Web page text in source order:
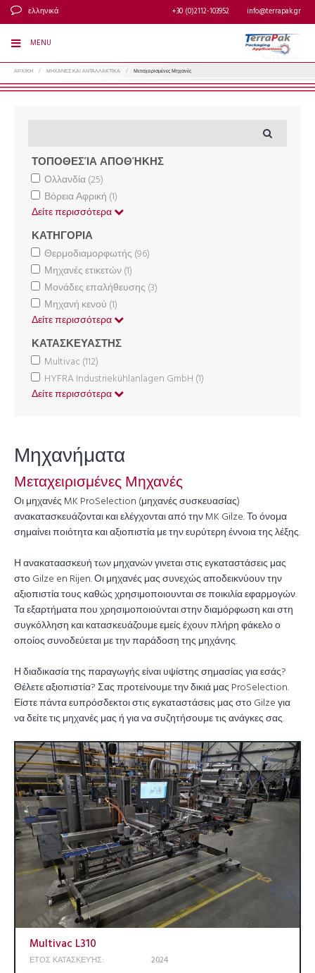
ελληνικά info@terrapak.gr
+30 (0)2112-103952
MENU
ΑΡΧΙΚΗ / ΜΗΧΑΝΕΣ ΚΑΙ ΑΝΤΑΛΛΑΚΤΙΚΑ / Μεταχειρισμένες Μηχανές
ΤΟΠΟΘΕΣΊΑ ΑΠΟΘΉΚΗΣ
Ολλανδία(25)
Βόρεια Αφρική (1)
Δείτε περισσότερα
ΚΑΤΗΓΟΡΙΑ
Θερμοδιαμορφωτής(96)
Μηχανές ετικετών(1)
Μονάδες επαλήθευσης(3)
Μηχανή κενού (1)
Δείτε περισσότερα
ΚΑΤΑΣΚΕΥΑΣΤΗΣ
Multivac (112)
HYFRA Industriekühlanlagen GmbH (1)
Δείτε περισσότερα
Μηχανήματα
Μεταχειρισμένες Μηχανές
Οι μηχανές MK ProSelection (μηχανές συσκευασίας)
ανακατασκευάζονται και ελέγχονται από την MK Gilze. Το όνομα
σημαίνει ποιότητα και αξιοπιστία με την ευρύτερη έννοια της λέξης.
Η ανακαταασκευή των μηχανών γινεται στις εγκαταστάσεις μας
στο Gilze en Rijen. Οι μηχανές μας συνεχώς αποδεικνύουν την
αξιοπιστία τους καθώς χρησιμοποιουνται σε ποικιλία εφαρμογών.
Τα εξαρτήματα που χρησιμοποιούνται στην διαμόρφωση και στη
συγκόλληση και κατασκευάζουμε εμείς έχουν πλήρη φάκελο ο
οποίος συνοδεύεται με την παράδοση της μηχάνης.
Η διαδικασία της παραγωγής είναι υψίστης σημασίας για εσάς?
Θέλετε αξιοπιστία? Σας προτείνουμε την δικιά μας ProSelection.
Είστε πάντα ευπρόσδεκτοι στις εγκαταστάσεις μας στο Gilze για
να δείτε τις μηχανές μας ή για να συζητήσουμε τις ανάγκες σας.
Multivac L310
ΕΤΟΣ ΚΑΤΑΣΚΕΥΉΣ: 2024